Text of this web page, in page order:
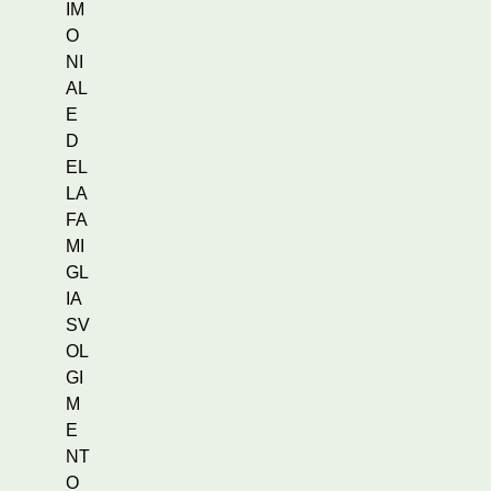
IM
O
NI
AL
E
D
EL
LA
FA
MI
GL
IA
SV
OL
GI
M
E
NT
O